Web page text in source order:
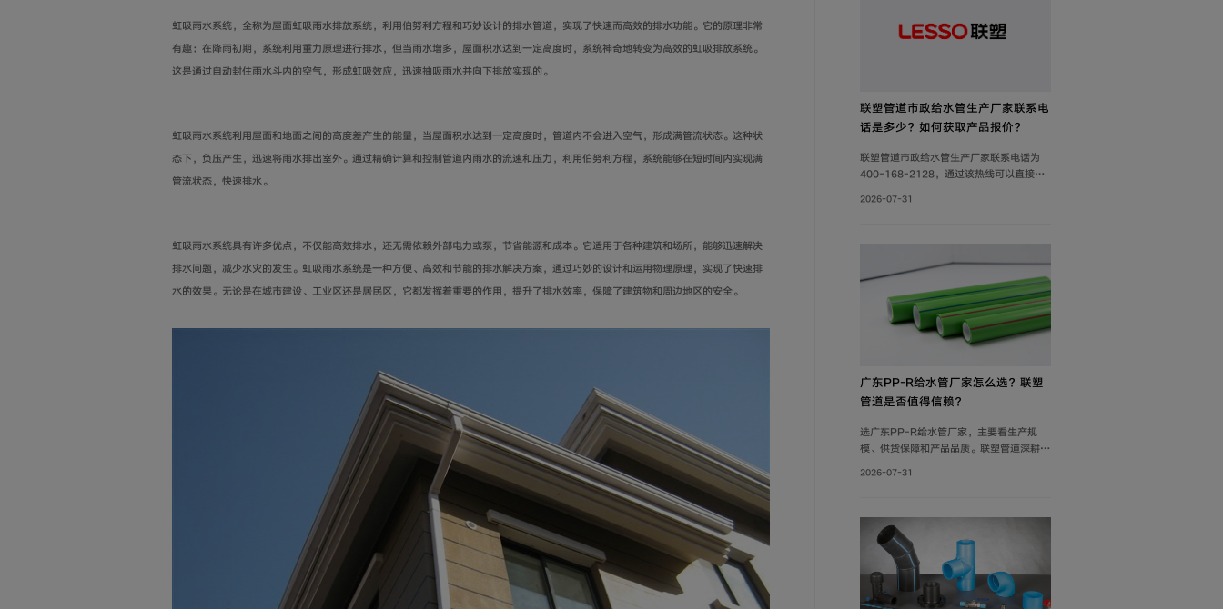
虹吸雨水系统，全称为屋面虹吸雨水排放系统，利用伯努利方程和巧妙设计的排水管道，实现了快速而高效的排水功能。它的原理非常
有趣：在降雨初期，系统利用重力原理进行排水，但当雨水增多，屋面积水达到一定高度时，系统神奇地转变为高效的虹吸排放系统。
这是通过自动封住雨水斗内的空气，形成虹吸效应，迅速抽吸雨水并向下排放实现的。
虹吸雨水系统利用屋面和地面之间的高度差产生的能量，当屋面积水达到一定高度时，管道内不会进入空气，形成满管流状态。这种状
态下，负压产生，迅速将雨水排出室外。通过精确计算和控制管道内雨水的流速和压力，利用伯努利方程，系统能够在短时间内实现满
管流状态，快速排水。
虹吸雨水系统具有许多优点，不仅能高效排水，还无需依赖外部电力或泵，节省能源和成本。它适用于各种建筑和场所，能够迅速解决
排水问题，减少水灾的发生。虹吸雨水系统是一种方便、高效和节能的排水解决方案，通过巧妙的设计和运用物理原理，实现了快速排
水的效果。无论是在城市建设、工业区还是居民区，它都发挥着重要的作用，提升了排水效率，保障了建筑物和周边地区的安全。
联塑管道市政给水管生产厂家联系电
话是多少？如何获取产品报价？
联塑管道市政给水管生产厂家联系电话为
400-168-2128，通过该热线可以直接获
还可通过官网及微信公众号获取产品报价和
2026-07-31
广东PP-R给水管厂家怎么选？联塑
管道是否值得信赖？
选广东PP-R给水管厂家，主要看生产规
模、供货保障和产品品质。联塑管道深耕管
是值得信赖的选择。
2026-07-31